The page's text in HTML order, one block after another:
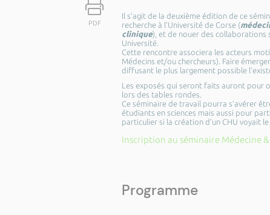
PDF
Il s’agit de la deuxième édition de ce
recherche à l’Université de Corse (
clinique), et de nouer des collaborations
Université.
Cette rencontre associera les acteurs
Médecins et/ou chercheurs). Faire
diffusant le plus largement possible
Les exposés qui seront faits auront pour
lors des tables rondes.
Ce séminaire de travail pourra s’avérer
étudiants en sciences mais aussi pour
particulier si la création d’un CHU voyait
Inscription au séminaire Médecine &
Programme